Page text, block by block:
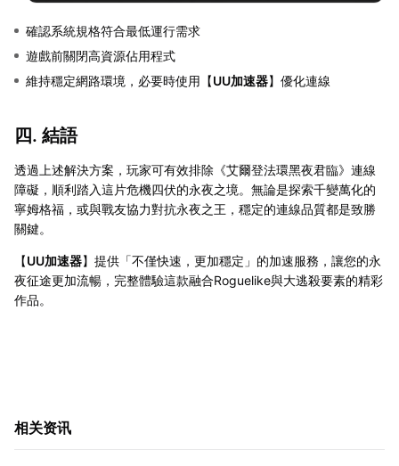
確認系統規格符合最低運行需求
遊戲前關閉高資源佔用程式
維持穩定網路環境，必要時使用【UU加速器】優化連線
四. 結語
透過上述解決方案，玩家可有效排除《艾爾登法環黑夜君臨》連線
障礙，順利踏入這片危機四伏的永夜之境。無論是探索千變萬化的
寧姆格福，或與戰友協力對抗永夜之王，穩定的連線品質都是致勝
關鍵。
【UU加速器】提供「不僅快速，更加穩定」的加速服務，讓您的永
夜征途更加流暢，完整體驗這款融合Roguelike與大逃殺要素的精彩
作品。
相关资讯